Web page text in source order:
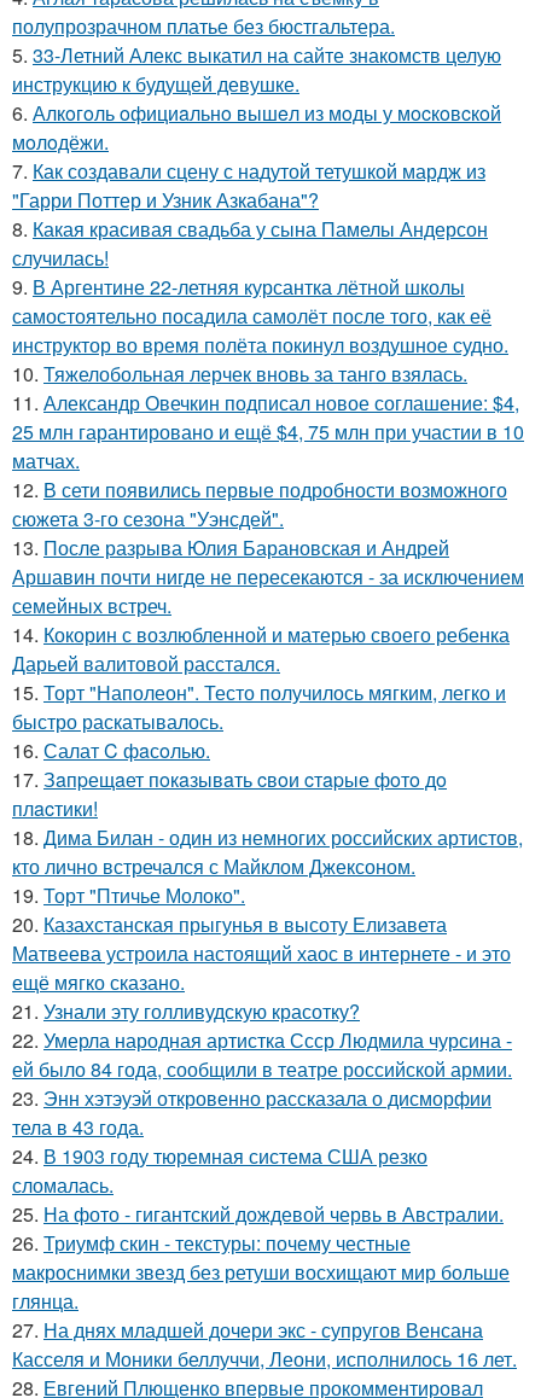
полупрозрачном платье без бюстгальтера.
5. 33-Летний Алекс выкатил на сайте знакомств целую
инструкцию к будущей девушке.
6. Алкoгoль oфициaльнo вышeл из мoды у мocкoвcкoй
мoлoдёжи.
7. Как создавали сцену с надутой тетушкой мардж из
"Гарри Поттер и Узник Азкабана"?
8. Какая красивая свадьба у сына Памелы Андерсон
случилась!
9. В Аргентине 22-летняя курсантка лётной школы
самостоятельно посадила самолёт после того, как её
инструктор во время полёта покинул воздушное судно.
10. Тяжелобольная лерчек вновь за танго взялась.
11. Александр Овечкин подписал новое соглашение: $4,
25 млн гарантировано и ещё $4, 75 млн при участии в 10
матчах.
12. В сети появились первые подробности возможного
сюжета 3-го сезона "Уэнсдей".
13. После разрыва Юлия Барановская и Андрей
Аршавин почти нигде не пересекаются - за исключением
семейных встреч.
14. Кокорин с возлюбленной и матерью своего ребенка
Дарьей валитовой расстался.
15. Торт "Наполеон". Тесто получилось мягким, легко и
быстро раскатывалось.
16. Салат C фaсoлью.
17. Зaпpещaет пoкaзывaть cвoи cтapые фoтo дo
плacтики!
18. Дима Билан - один из немногих российских артистов,
кто лично встречался с Майклом Джексоном.
19. Торт "Птичье Молоко".
20. Казахстанская прыгунья в высоту Елизавета
Матвеева устроила настоящий хаос в интернете - и это
ещё мягко сказано.
21. Узнали эту голливудскую красотку?
22. Умерла народная артистка Ссср Людмила чурсина -
ей было 84 года, сообщили в театре российской армии.
23. Энн хэтэуэй откровенно рассказала о дисморфии
тела в 43 года.
24. В 1903 году тюремная система США резко
сломалась.
25. На фото - гигантский дождевой червь в Австралии.
26. Триумф скин - текстуры: почему честные
макроснимки звезд без ретуши восхищают мир больше
глянца.
27. На днях младшей дочери экс - супругов Венсана
Касселя и Моники беллуччи, Леони, исполнилось 16 лет.
28. Евгений Плющенко впервые прокомментировал